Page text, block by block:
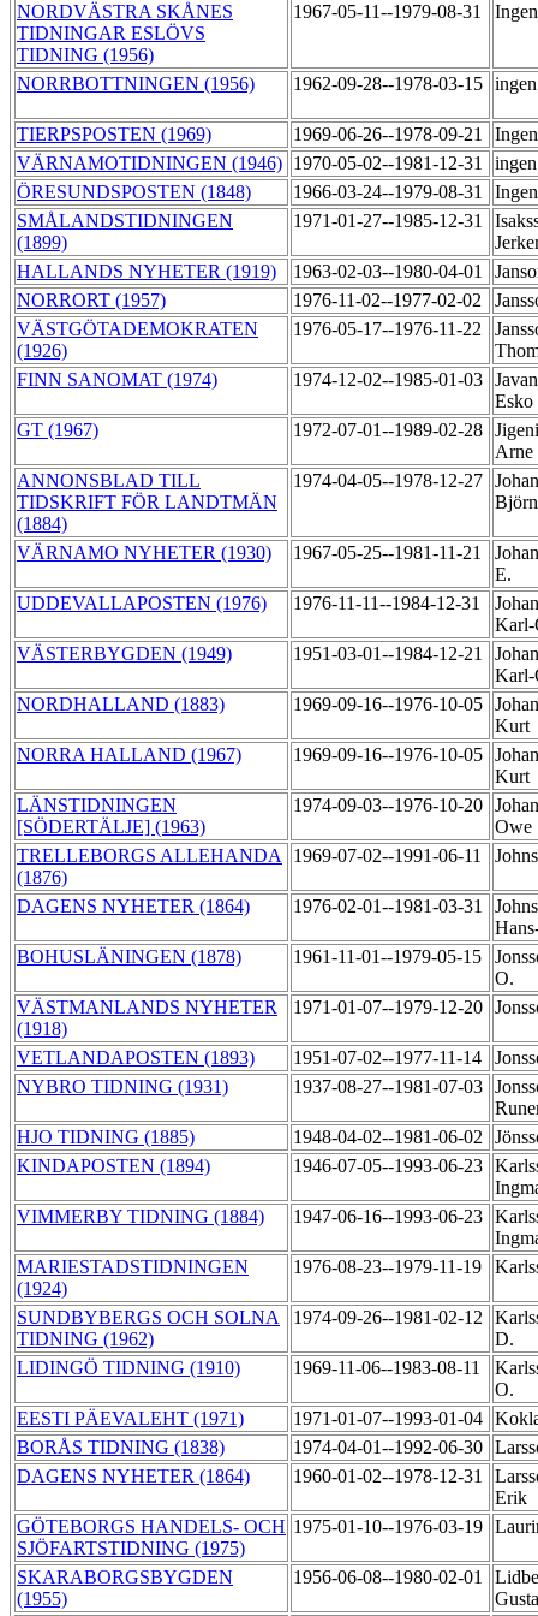
NORDVÄSTRA SKÅNES
TIDNINGAR ESLÖVS
TIDNING (1956)
1967-05-11--1979-08-31
NORRBOTTNINGEN (1956) 1962-09-28--1978-03-15
TIERPSPOSTEN (1969) 1969-06-26--1978-09-21
VÄRNAMOTIDNINGEN (1946) 1970-05-02--1981-12-31
ÖRESUNDSPOSTEN (1848)
1966-03-24--1979-08-31
SMÅLANDSTIDNINGEN
(1899)
1971-01-27--1985-12-31
HALLANDS NYHETER (1919)
1963-02-03--1980-04-01
NORRORT (1957)
1976-11-02--1977-02-02
VÄSTGÖTADEMOKRATEN
(1926)
1976-05-17--1976-11-22
FINN SANOMAT (1974)
1974-12-02--1985-01-03
Esko
GT (1967)
1972-07-01--1989-02-28
Arne
ANNONSBLAD TILL
TIDSKRIFT FÖR LANDTMÄN
(1884)
1974-04-05--1978-12-27
VÄRNAMO NYHETER (1930) 1967-05-25--1981-11-21
E.
UDDEVALLAPOSTEN (1976)
1976-11-11--1984-12-31
VÄSTERBYGDEN (1949)
1951-03-01--1984-12-21
NORDHALLAND (1883)
1969-09-16--1976-10-05
Kurt
NORRA HALLAND (1967)
1969-09-16--1976-10-05
Kurt
LÄNSTIDNINGEN
[SÖDERTÄLJE] (1963)
1974-09-03--1976-10-20
Owe
TRELLEBORGS ALLEHANDA
(1876)
1969-07-02--1991-06-11
DAGENS NYHETER (1864) 1976-02-01--1981-03-31
BOHUSLÄNINGEN (1878)
1961-11-01--1979-05-15
O.
VÄSTMANLANDS NYHETER
(1918)
1971-01-07--1979-12-20
VETLANDAPOSTEN (1893) 1951-07-02--1977-11-14
NYBRO TIDNING (1931)
1937-08-27--1981-07-03
HJO TIDNING (1885)
1948-04-02--1981-06-02
KINDAPOSTEN (1894)
1946-07-05--1993-06-23
VIMMERBY TIDNING (1884)
1947-06-16--1993-06-23
MARIESTADSTIDNINGEN
(1924)
1976-08-23--1979-11-19
SUNDBYBERGS OCH SOLNA
TIDNING (1962)
1974-09-26--1981-02-12
D.
LIDINGÖ TIDNING (1910)
1969-11-06--1983-08-11
O.
EESTI PÄEVALEHT (1971)
1971-01-07--1993-01-04
BORÅS TIDNING (1838)
1974-04-01--1992-06-30
DAGENS NYHETER (1864)
1960-01-02--1978-12-31
Erik
GÖTEBORGS HANDELS- OCH
SJÖFARTSTIDNING (1975)
1975-01-10--1976-03-19
SKARABORGSBYGDEN
(1955)
1956-06-08--1980-02-01